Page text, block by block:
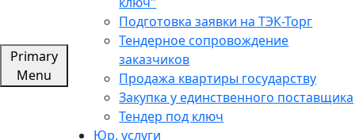
Primary
Menu
Подготовка заявки на ТЭК-Торг
Тендерное сопровождение
заказчиков
Продажа квартиры государству
Закупка у единственного поставщика
Тендер под ключ
Юр. услуги